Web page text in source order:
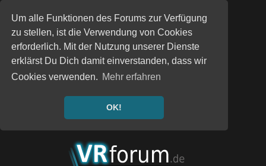
Um alle Funktionen des Forums zur Verfügung
zu stellen, ist die Verwendung von Cookies
erforderlich. Mit der Nutzung unserer Dienste
erklärst Du Dich damit einverstanden, dass wir
Cookies verwenden. Mehr erfahren
OK!